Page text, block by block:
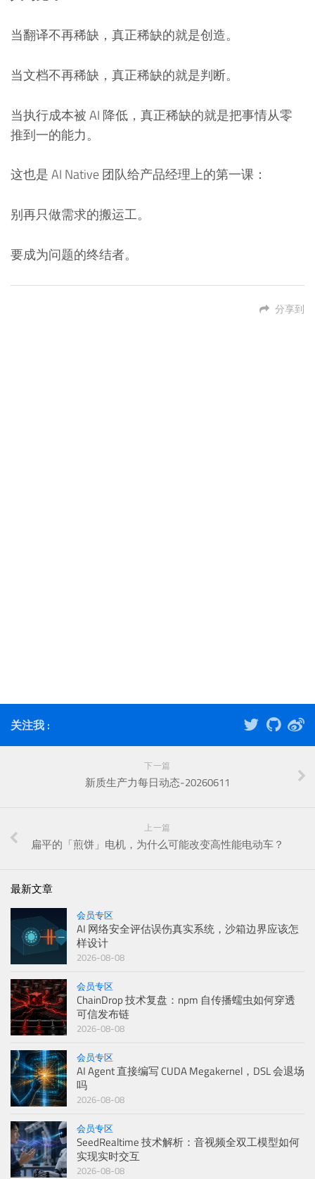
当翻译不再稀缺，真正稀缺的就是创造。
当文档不再稀缺，真正稀缺的就是判断。
当执行成本被 AI 降低，真正稀缺的就是把事情从零
推到一的能力。
这也是 AI Native 团队给产品经理上的第一课：
别再只做需求的搬运工。
要成为问题的终结者。
分享到
关注我 :
下一篇
新质生产力每日动态-20260611
上一篇
扁平的「煎饼」电机，为什么可能改变高性能电动车？
最新文章
会员专区
AI 网络安全评估误伤真实系统，沙箱边界应该怎
样设计
2026-08-08
会员专区
ChainDrop 技术复盘：npm 自传播蠕虫如何穿透
可信发布链
2026-08-08
会员专区
AI Agent 直接编写 CUDA Megakernel，DSL 会退场
吗
2026-08-08
会员专区
SeedRealtime 技术解析：音视频全双工模型如何
实现实时交互
2026-08-08